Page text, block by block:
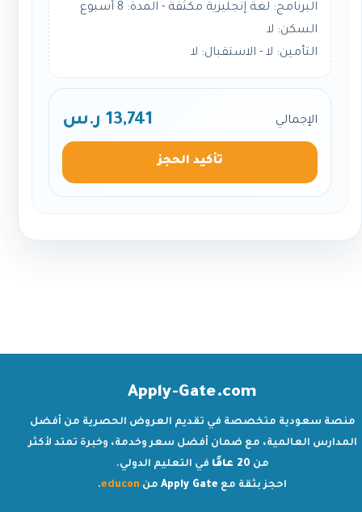
البرنامج: لغة إنجليزية مكثفة - المدة: 8 أسبوع
السكن: لا
التأمين: لا - الاستقبال: لا
الإجمالي 13,741 ر.س
تأكيد الحجز
Apply-Gate.com
منصة سعودية متخصصة في تقديم العروض الحصرية من أفضل
المدارس العالمية، مع ضمان أفضل سعر وخدمة، وخبرة تمتد لأكثر
من 20 عامًا
في التعليم الدولي.
احجز بثقة مع Apply Gate من educon
.